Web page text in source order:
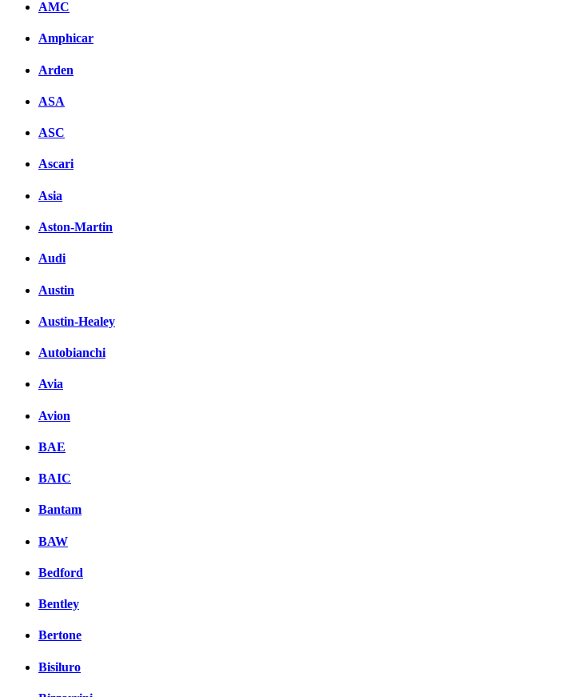
AMC
Amphicar
Arden
ASA
ASC
Ascari
Asia
Aston-Martin
Audi
Austin
Austin-Healey
Autobianchi
Avia
Avion
BAE
BAIC
Bantam
BAW
Bedford
Bentley
Bertone
Bisiluro